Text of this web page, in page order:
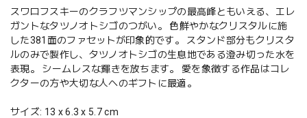
スワロフスキーのクラフツマンシップの最高峰ともいえる、エレ
ガントなタツノオトシゴのつがい。 色鮮やかなクリスタルに施
した381面のファセットが印象的です。 スタンド部分もクリスタ
ルのみで製作し、タツノオトシゴの生息地である澄み切った水を
表現。 シームレスな輝きを放ちます。 愛を象徴する作品はコレ
クターの方や大切な人へのギフトに最適。
サイズ: 13 x 6.3 x 5.7 cm